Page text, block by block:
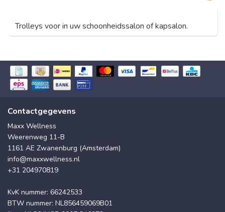
Trolleys voor in uw schoonheidssalon of kapsalon.
Contactgegevens
Maxx Wellness
Weerenweg 11-B
1161 AE Zwanenburg (Amsterdam)
info@maxxwellness.nl
+31 204970819
KvK nummer: 66242533
BTW nummer: NL856459069B01